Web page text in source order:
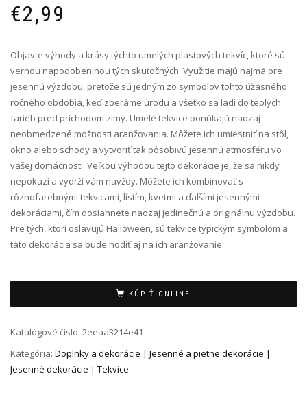
€2,99
Objavte výhody a krásy týchto umelých plastových tekvíc, ktoré sú
vernou napodobeninou tých skutočných. Využitie majú najmä pre
jesennú výzdobu, pretože sú jedným zo symbolov tohto úžasného
ročného obdobia, keď zberáme úrodu a všetko sa ladí do teplých
farieb pred príchodom zimy. Umelé tekvice ponúkajú naozaj
neobmedzené možnosti aranžovania. Môžete ich umiestniť na stôl,
okno alebo schody a vytvoriť tak pôsobivú jesennú atmosféru vo
vašej domácnosti. Veľkou výhodou tejto dekorácie je, že sa nikdy
nepokazí a vydrží vám navždy. Môžete ich kombinovať s
rôznofarebnými tekvicami, lístím, kvetmi a ďalšími jesennými
dekoráciami, čím dosiahnete naozaj jedinečnú a originálnu výzdobu.
Pre tých, ktorí oslavujú Halloween, sú tekvice typickým symbolom a
táto dekorácia sa bude hodiť aj na ich aranžovanie.
KÚPIŤ ONLINE
Katalógové číslo: 2eeaa3214e41
Kategória: Doplnky a dekorácie | Jesenné a pietne dekorácie |
Jesenné dekorácie | Tekvice